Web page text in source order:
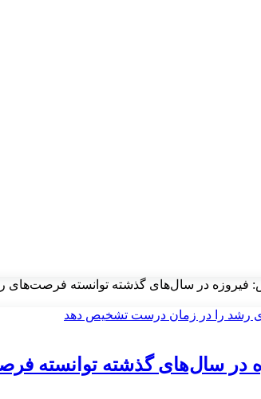
فیروزه در سال‌های گذشته توانسته
در سال‌های گذشته توانسته